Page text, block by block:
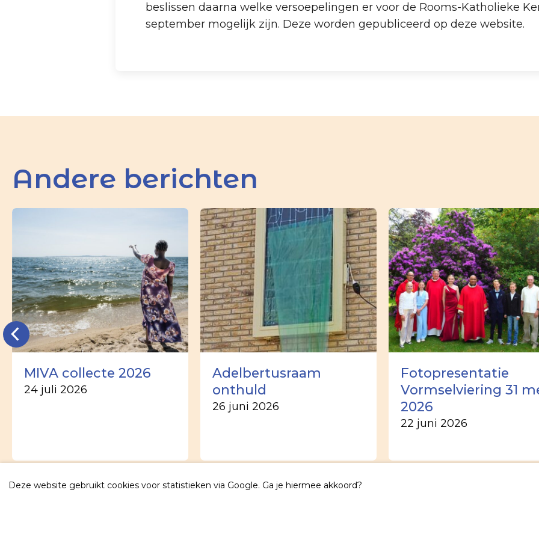
beslissen daarna welke versoepelingen er voor de Rooms-Katholieke
september mogelijk zijn. Deze worden gepubliceerd op deze website.
Andere berichten
MIVA collecte 2026
24 juli 2026
Adelbertusraam
onthuld
26 juni 2026
Fotopresentatie
Vormselviering 31
2026
22 juni 2026
Deze website gebruikt cookies voor statistieken via Google. Ga je hiermee akkoord?